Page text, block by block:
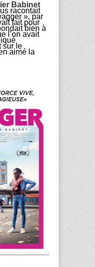
Babinet
racontait
», par
fait pour
bien à
l’on avait
sur le
aimé la